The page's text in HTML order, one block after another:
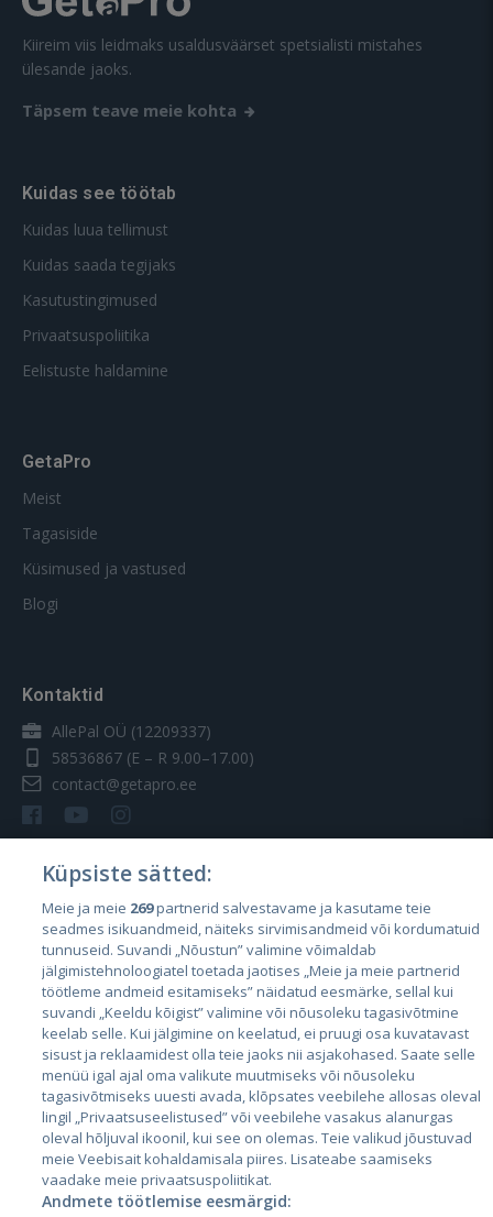
Kiireim viis leidmaks usaldusväärset spetsialisti mistahes
ülesande jaoks.
Täpsem teave meie kohta
Kuidas see töötab
Kuidas luua tellimust
Kuidas saada tegijaks
Kasutustingimused
Privaatsuspoliitika
Eelistuste haldamine
GetaPro
Meist
Tagasiside
Küsimused ja vastused
Blogi
Kontaktid
AllePal OÜ (12209337)
58536867 (E – R 9.00–17.00)
contact@getapro.ee
Riigid
Eesti
Läti
Leedu
Küpsiste sätted:
Meie ja meie 269partnerid salvestavame ja kasutame teie
seadmes isikuandmeid, näiteks sirvimisandmeid või kordumatuid
tunnuseid. Suvandi „Nõustun” valimine võimaldab
jälgimistehnoloogiatel toetada jaotises „Meie ja meie partnerid
töötleme andmeid esitamiseks” näidatud eesmärke, sellal kui
suvandi „Keeldu kõigist” valimine või nõusoleku tagasivõtmine
keelab selle. Kui jälgimine on keelatud, ei pruugi osa kuvatavast
sisust ja reklaamidest olla teie jaoks nii asjakohased. Saate selle
menüü igal ajal oma valikute muutmiseks või nõusoleku
tagasivõtmiseks uuesti avada, klõpsates veebilehe allosas oleval
lingil „Privaatsuseelistused” või veebilehe vasakus alanurgas
oleval hõljuval ikoonil, kui see on olemas. Teie valikud jõustuvad
meie Veebisait kohaldamisala piires. Lisateabe saamiseks
vaadake meie privaatsuspoliitikat.
Andmete töötlemise eesmärgid: